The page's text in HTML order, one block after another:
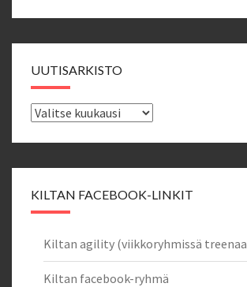
UUTISARKISTO
Uutisarkisto
KILTAN FACEBOOK-LINKIT
Kiltan agility (viikkoryhmissä
Kiltan facebook-ryhmä